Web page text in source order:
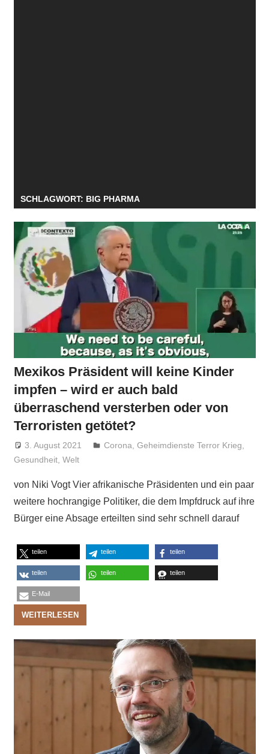
SCHLAGWORT: BIG PHARMA
Mexikos Präsident will keine Kinder
impfen – wird er auch bald
überraschend versterben oder von
Terroristen getötet?
3. August 2021 Niki Vogt
Corona,Geheimdienste Terror Krieg,
Gesundheit, Welt
von Niki Vogt Vier afrikanische Präsidenten und ein paar
weitere hochrangige Politiker, die dem Impfdruck auf ihre
Bürger eine Absage erteilten sind sehr schnell darauf
teilen teilen teilen
teilen teilen teilen
E-Mail
WEITERLESEN